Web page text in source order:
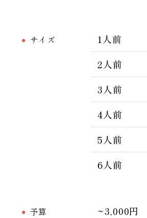
サイズ
1人前
2人前
3人前
4人前
5人前
6人前
予算
~3,000円